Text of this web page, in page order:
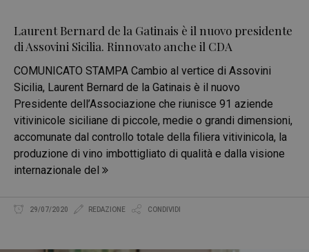
Laurent Bernard de la Gatinais è il nuovo presidente
di Assovini Sicilia. Rinnovato anche il CDA
COMUNICATO STAMPA Cambio al vertice di Assovini
Sicilia, Laurent Bernard de la Gatinais è il nuovo
Presidente dell’Associazione che riunisce 91 aziende
vitivinicole siciliane di piccole, medie o grandi dimensioni,
accomunate dal controllo totale della filiera vitivinicola, la
produzione di vino imbottigliato di qualità e dalla visione
internazionale del
29/07/2020 REDAZIONE CONDIVIDI